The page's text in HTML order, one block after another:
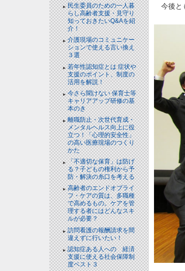
民生委員のための一人暮
らし高齢者支援・見守り
知っておきたいQ&Aを紹
介！NEW!
介護現場のコミュニケー
ションで使える言い換え
３選NEW!
若年性認知症とは 症状や
支援のポイント、制度の
活用を解説！NEW!
今さら聞けない 保育士等
キャリアアップ研修の基
本のき
離職防止・次世代育成・
メンタルヘルス向上に役
立つ！「心理的安全性」
の高い医療現場のつくり
かた
「不適切な保育」は防げ
る？子どもの権利から予
防・解決の糸口を考える
高齢者のエンドオブライ
フ・ケアの質は、多職種
で高めるもの。ケアを管
理する者にはどんなスキ
ルが必要？
訪問看護の報酬請求を間
違えずに行いたい！
認知症ある人への 経済
支援に使える社会保障制
度ベスト３
今後と